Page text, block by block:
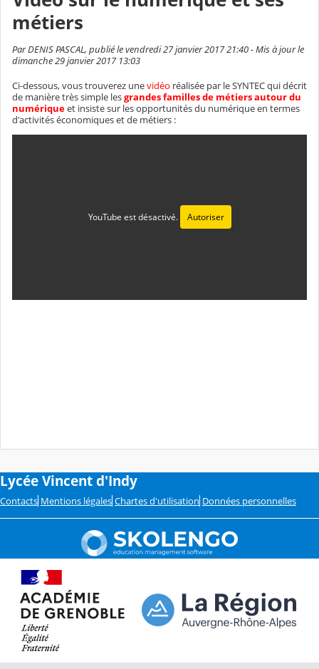
métiers
Par DENIS PASCAL, publié le vendredi 27 janvier 2017 21:40 - Mis à jour le
dimanche 29 janvier 2017 13:03
Ci-dessous, vous trouverez unevidéo réalisée par le SYNTEC qui décrit
de manière très simple lesgrandes familles de métiers autour du
numériqueet insiste sur les opportunités du numérique en termes
d'activités économiques et de métiers :
YouTube est désactivé. Autoriser
Lycée Vincent d'Indy
Contacts Mentions légales Chartes d'utilisation Données personnelles